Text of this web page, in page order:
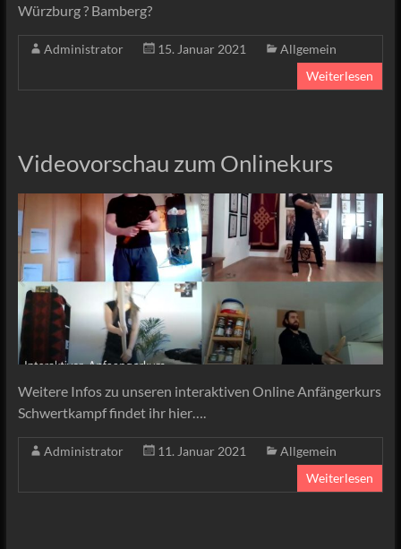
Würzburg ? Bamberg?
Administrator 15. Januar 2021
Allgemein
Weiterlesen
Videovorschau zum Onlinekurs
Weitere Infos zu unseren interaktiven Online Anfängerkurs
Schwertkampf findet ihr hier….
Administrator 11. Januar 2021
Allgemein
Weiterlesen